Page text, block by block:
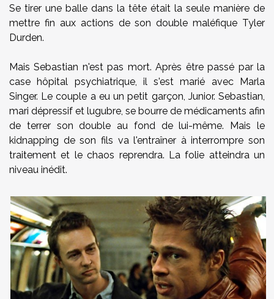
Se tirer une balle dans la tête était la seule manière de
mettre fin aux actions de son double maléfique Tyler
Durden.
Mais Sebastian n'est pas mort. Après être passé par la
case hôpital psychiatrique, il s'est marié avec Marla
Singer. Le couple a eu un petit garçon, Junior. Sebastian,
mari dépressif et lugubre, se bourre de médicaments afin
de terrer son double au fond de lui-même. Mais le
kidnapping de son fils va l'entraîner à interrompre son
traitement et le chaos reprendra. La folie atteindra un
niveau inédit.